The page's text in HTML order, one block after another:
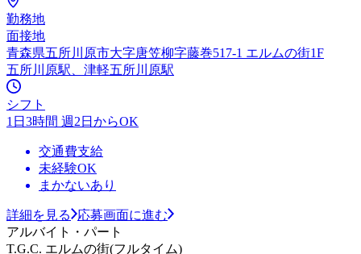
勤務地
面接地
青森県五所川原市大字唐笠柳字藤巻517-1 エルムの街1F
五所川原駅、津軽五所川原駅
シフト
1日3時間 週2日からOK
交通費支給
未経験OK
まかないあり
詳細を見る
応募画面に進む
アルバイト・パート
T.G.C. エルムの街(フルタイム)